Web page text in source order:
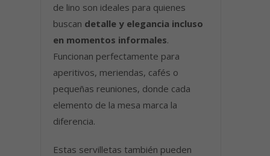
de lino son ideales para quienes
buscan detalle y elegancia incluso
en momentos informales.
Funcionan perfectamente para
aperitivos, meriendas, cafés o
pequeñas reuniones, donde cada
elemento de la mesa marca la
diferencia.
Estas servilletas también pueden